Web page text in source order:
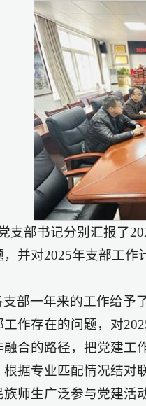
支部书记分别汇报了
并对2025年支部工作
支部一年来的工作给予
作存在的问题，对
合的路径，把党建工
据专业匹配情况结对
族师生广泛参与党建活